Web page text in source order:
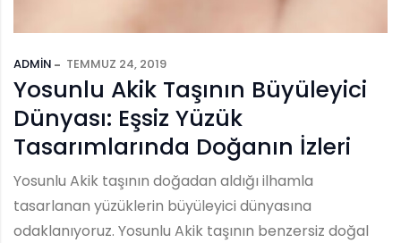
ADMIN TEMMUZ 24, 2019
Yosunlu Akik Taşının Büyüleyici
Dünyası: Eşsiz Yüzük
Tasarımlarında Doğanın İzleri
Yosunlu Akik taşının doğadan aldığı ilhamla
tasarlanan yüzüklerin büyüleyici dünyasına
odaklanıyoruz. Yosunlu Akik taşının benzersiz doğal